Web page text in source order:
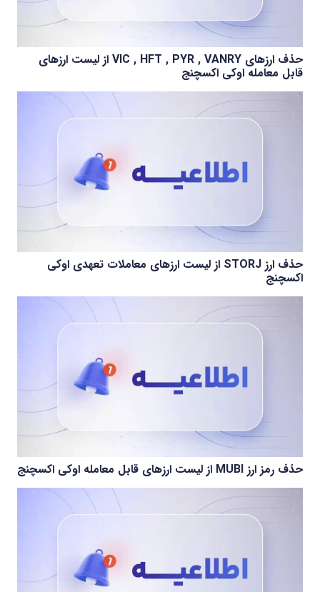
حذف ارزهای VIC , HFT , PYR , VANRY از لیست ارزهای
قابل معامله اوکی اکسچنج
حذف ارز STORJ از لیست ارزهای معاملات تعهدی اوکی
اکسچنج
حذف رمز ارز MUBI از لیست ارزهای قابل معامله اوکی اکسچنج